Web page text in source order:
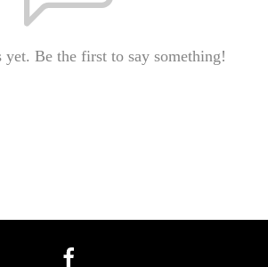
yet. Be the first to say something!